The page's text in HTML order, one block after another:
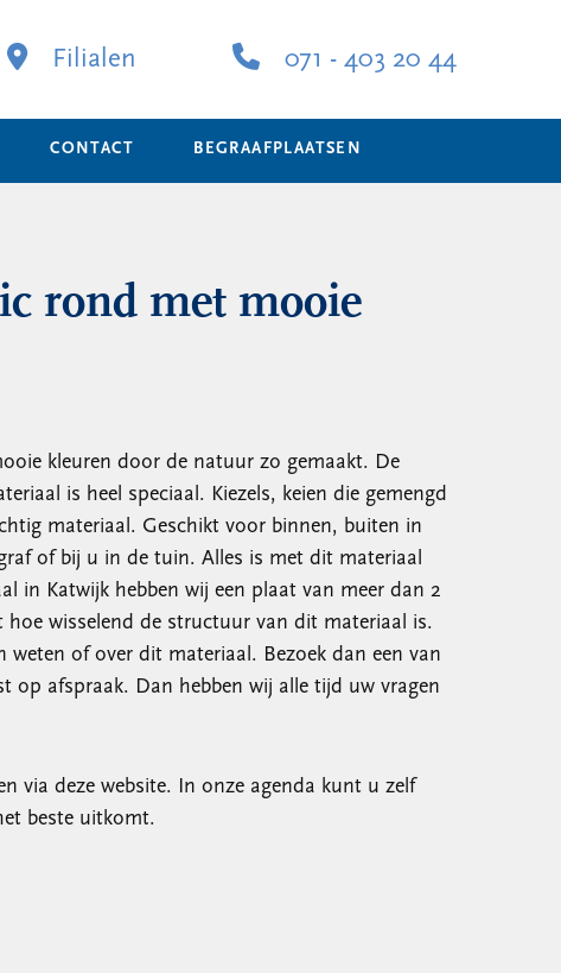
Filialen 071 - 403 20 44
CONTACT BEGRAAFPLAATSEN
rond met mooie
kleuren door de natuur zo gemaakt. De
is heel speciaal. Kiezels, keien die gemengd
materiaal. Geschikt voor binnen, buiten in
of bij u in de tuin. Alles is met dit materiaal
in Katwijk hebben wij een plaat van meer dan 2
hoe wisselend de structuur van dit materiaal is.
weten of over dit materiaal. Bezoek dan een van
op afspraak. Dan hebben wij alle tijd uw vragen
via deze website. In onze agenda kunt u zelf
beste uitkomt.